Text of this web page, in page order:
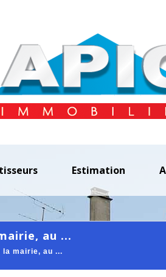
estimation
au ...
la mairie, au ...